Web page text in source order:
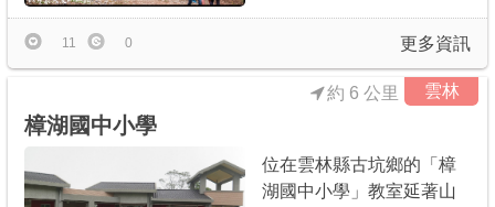
更多資訊
11 0
雲林
樟湖國中小學
約 6 公里
位在雲林縣古坑鄉的「樟
湖國中小學」教室延著山